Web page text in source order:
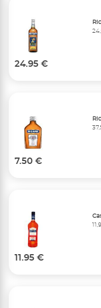
24.95 €
7.50 €
11.95 €